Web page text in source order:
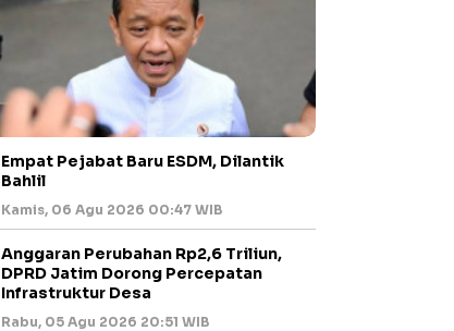
Empat Pejabat Baru ESDM, Dilantik
Bahlil
Kamis, 06 Agu 2026 00:47 WIB
Anggaran Perubahan Rp2,6 Triliun,
DPRD Jatim Dorong Percepatan
Infrastruktur Desa
Rabu, 05 Agu 2026 20:51 WIB